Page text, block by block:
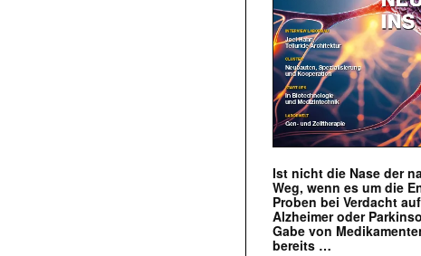
Ist nicht die Nase der
Weg, wenn es um die
Proben bei Verdacht
Alzheimer oder
Gabe von
bereits …